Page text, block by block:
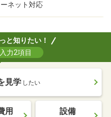
ネット対応
と知りたい！
力2項目
見学 したい
用 設備